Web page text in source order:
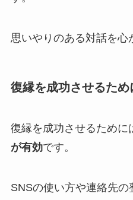
思いやりのある対話を心
復縁を成功させるた
復縁を成功させるために
が有効です。
SNSの使い方や連絡先